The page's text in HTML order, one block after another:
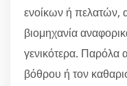
ενοίκων ή πελατών,
βιομηχανία
γενικότερα. Παρόλα
βόθρου ή τον